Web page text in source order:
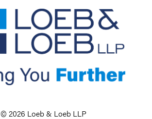
© 2026 Loeb & Loeb LLP